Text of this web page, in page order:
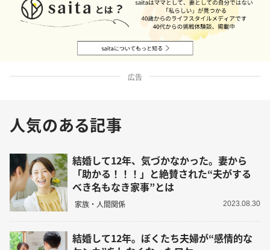
広告
人気のある記事
結婚して12年、気づかなかった。妻から
「助かる！！！」と絶賛された“夫がする
べき名もなき家事”とは
家族・人間関係 2023.08.30
結婚して12年。ぼくたち夫婦が“感情的な